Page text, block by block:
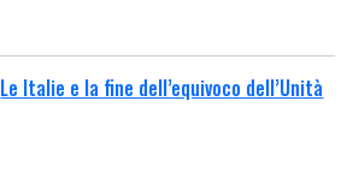
Le Italie e la fine dell’equivoco dell’Unità